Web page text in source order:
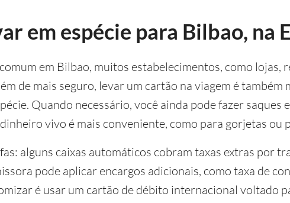
em espécie para Bilbao, na
em Bilbao, muitos estabelecimentos, como lojas,
de mais seguro, levar um cartão na viagem é também
Quando necessário, você ainda pode fazer saques
vivo é mais conveniente, como para gorjetas ou
alguns caixas automáticos cobram taxas extras por
pode aplicar encargos adicionais, como taxa de
é usar um cartão de débito internacional voltado